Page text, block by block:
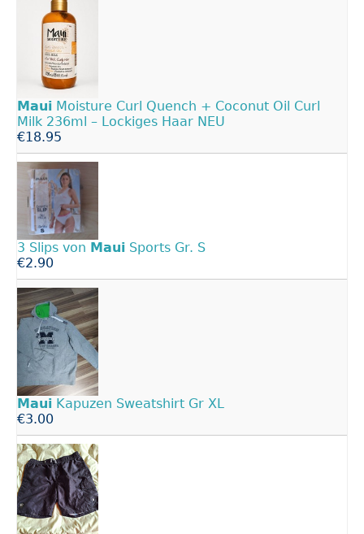
Maui Moisture Curl Quench + Coconut Oil Curl
Milk 236ml – Lockiges Haar NEU
€18.95
3 Slips von Maui Sports Gr. S
€2.90
Maui Kapuzen Sweatshirt Gr XL
€3.00